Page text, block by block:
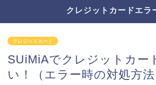
クレジットカードエラ
クレジットカード
SUiMiAでクレジットカー
い！（エラー時の対処方法